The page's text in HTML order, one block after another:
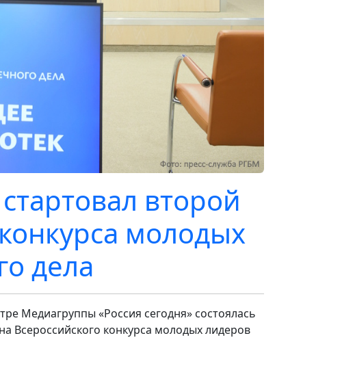
второй
молодых
дела
Медиагруппы «Россия сегодня» состоялась
Всероссийского конкурса молодых лидеров